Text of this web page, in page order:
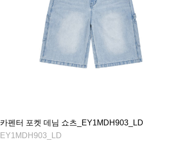
카펜터 포켓 데님 쇼츠_EY1MDH903_LD
EY1MDH903_LD